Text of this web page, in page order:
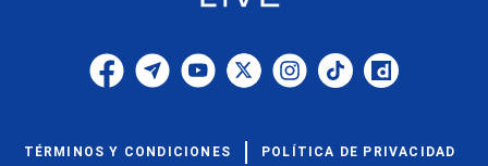
TÉRMINOS Y CONDICIONES POLÍTICA DE PRIVACIDAD